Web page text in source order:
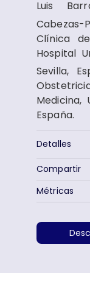
Luis
Cabezas-
Clínica
Hospital
Sevilla,
Medicina,
España.
Detalles
Métricas
Compartir